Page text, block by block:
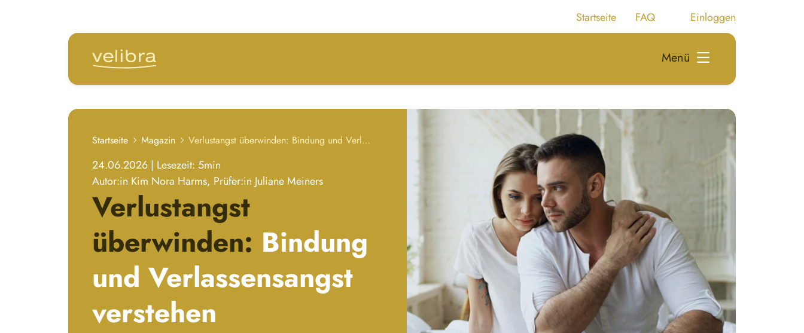
Startseite FAQ Einloggen
Menü
Startseite Magazin Verlustangst überwinden: Bindung und Verlassensangst verstehen
24.06.2026 | Lesezeit: 5min
Autor:in Kim Nora Harms, Prüfer:in Juliane Meiners
Verlustangst
überwinden: Bindung
und Verlassensangst
verstehen